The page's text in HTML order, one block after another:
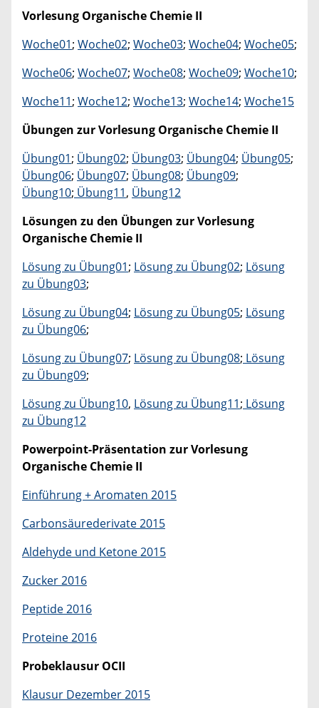
Vorlesung Organische Chemie II
Woche01; Woche02; Woche03; Woche04; Woche05;
Woche06; Woche07; Woche08; Woche09; Woche10;
Woche11; Woche12; Woche13; Woche14; Woche15
Übungen zur Vorlesung Organische Chemie II
Übung01; Übung02; Übung03; Übung04; Übung05;
Übung06; Übung07; Übung08; Übung09;
Übung10; Übung11, Übung12
Lösungen zu den Übungen zur Vorlesung
Organische Chemie II
Lösung zu Übung01; Lösung zu Übung02; Lösung
zu Übung03;
Lösung zu Übung04; Lösung zu Übung05; Lösung
zu Übung06;
Lösung zu Übung07; Lösung zu Übung08; Lösung
zu Übung09;
Lösung zu Übung10, Lösung zu Übung11; Lösung
zu Übung12
Powerpoint-Präsentation zur Vorlesung
Organische Chemie II
Einführung + Aromaten 2015
Carbonsäurederivate 2015
Aldehyde und Ketone 2015
Zucker 2016
Peptide 2016
Proteine 2016
Probeklausur OCII
Klausur Dezember 2015